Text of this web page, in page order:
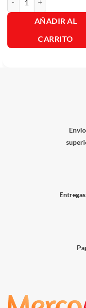
AÑADIR AL
CARRITO